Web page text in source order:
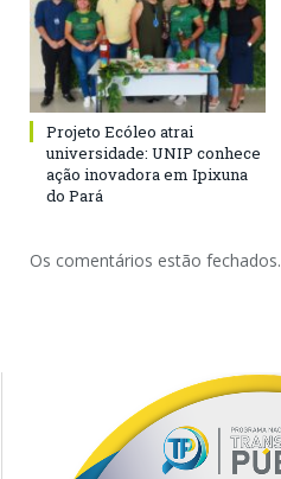
Projeto Ecóleo atrai
universidade: UNIP conhece
ação inovadora em Ipixuna
do Pará
Os comentários estão fechados.